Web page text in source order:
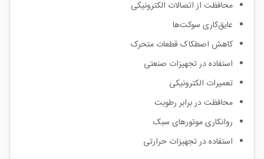
محافظت از اتصالات الکترونیکی
عایق‌کاری سوکت‌ها
کاهش اصطکاک قطعات متحرک
استفاده در تجهیزات صنعتی
تعمیرات الکترونیکی
محافظت در برابر رطوبت
روانکاری موتورهای سبک
استفاده در تجهیزات حرارتی